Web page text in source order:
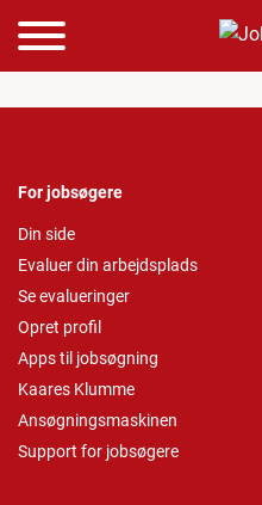
For jobsøgere
Din side
Evaluer din arbejdsplads
Se evalueringer
Opret profil
Apps til jobsøgning
Kaares Klumme
Ansøgningsmaskinen
Support for jobsøgere